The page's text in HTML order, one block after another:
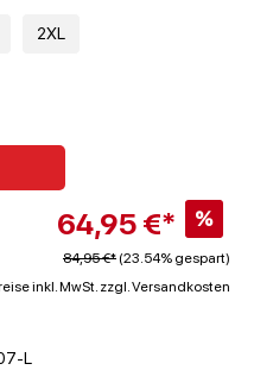
2XL
64,95 €* %
84,95 €* (23.54% gespart)
inkl. MwSt. zzgl. Versandkosten
L